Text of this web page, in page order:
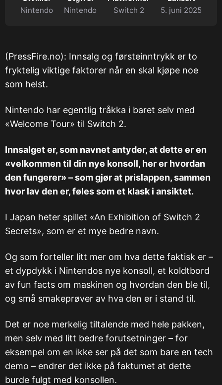
Nintendo
Nintendo
Switch 2
5. juni 2025
(PressFire.no): Innsalg og førsteinntrykk er to
fryktelig viktige faktorer når en skal kjøpe noe
som helst.
Nintendo har egentlig tråkka i baret selv med
«Welcome Tour» til Switch 2.
Innsalget er, som navnet antyder, at dette er en
«velkommen til din nye konsoll, her er hvordan
den fungerer» – som gjør at prislappen, sammen
hvor lav den er, føles som et klask i ansiktet.
I Japan heter spillet «An Exhibition of Switch 2
Secrets», som er et mye bedre navn.
Og som forteller litt mer om hva dette faktisk er –
et dypdykk i Nintendos nye konsoll, et koldtbord
av fun facts om maskinen og hvordan den ble til,
og små smakeprøver av hva den er i stand til.
Det er noe merkelig tiltalende med hele pakken,
men selv med litt bedre forutsetninger – for
eksempel om en ikke ser på det som bare en tech
demo – endrer det ikke på faktumet at dette
burde fulgt med konsollen.